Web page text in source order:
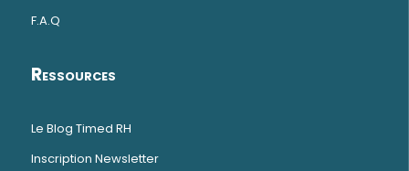
F.A.Q
Ressources
Le Blog Timed RH
Inscription Newsletter